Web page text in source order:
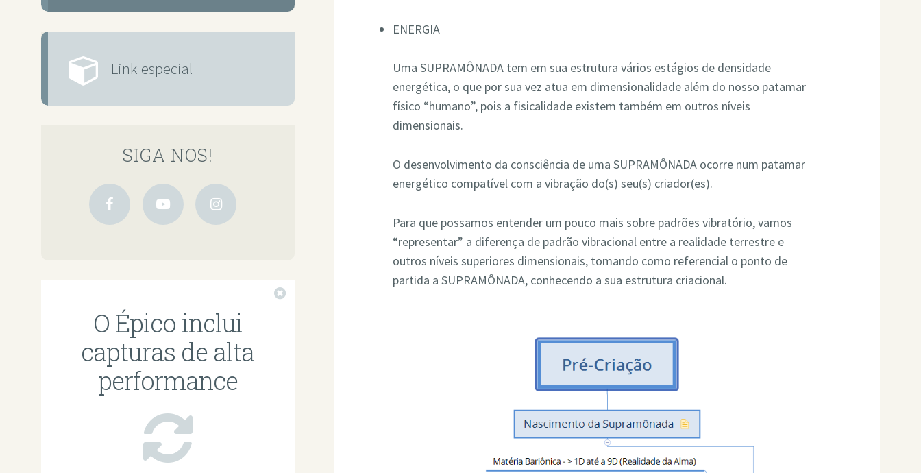
ENERGIA
Uma SUPRAMÔNADA tem em sua estrutura vários estágios de densidade
energética, o que por sua vez atua em dimensionalidade além do nosso patamar
físico “humano”, pois a fisicalidade existem também em outros níveis
dimensionais.
O desenvolvimento da consciência de uma SUPRAMÔNADA ocorre num patamar
energético compatível com a vibração do(s) seu(s) criador(es).
Para que possamos entender um pouco mais sobre padrões vibratório, vamos
“representar” a diferença de padrão vibracional entre a realidade terrestre e
outros níveis superiores dimensionais, tomando como referencial o ponto de
partida a SUPRAMÔNADA, conhecendo a sua estrutura criacional.
Link especial
SIGA NOS!
O Épico inclui
capturas de alta
performance